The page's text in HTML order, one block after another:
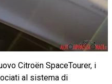
Citroën SpaceTourer, i
al sistema di